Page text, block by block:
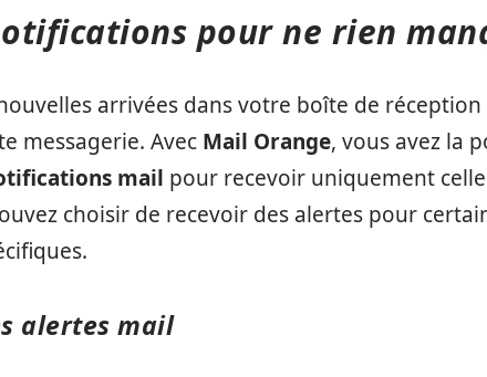
pour ne rien
arrivées dans votre boîte de
messagerie. Avec Mail Orange, vous avez la
mail pour recevoir uniquement
choisir de recevoir des alertes pour
alertes mail